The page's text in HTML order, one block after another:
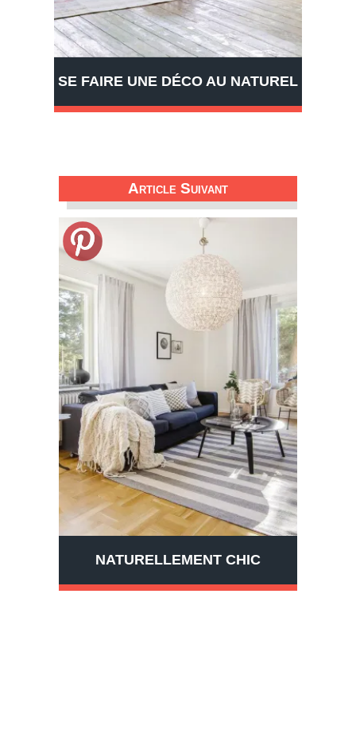
SE FAIRE UNE DÉCO AU NATUREL
Article Suivant
NATURELLEMENT CHIC